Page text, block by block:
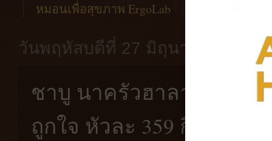
หมอนเพื่อสุขภาพ ErgoLab
วันพฤหัสบดีที่ 27 มิถุนายน พ.ศ.
ชาบู นาครัวฮาลาล | ชาบู
ถูกใจ หัวละ 359 กินจนลุก